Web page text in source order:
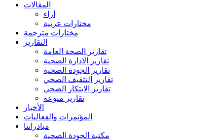
المقالات
أراء
مختارات عربية
مختارات مترجمة
التقارير
تقارير الصحة العامة
تقارير الادارة الصحية
تقارير الجودة الصحية
تقارير التثقيف الصحي
تقارير الابتكار الصحي
تقارير منوعة
الأخبار
المؤتمرات والفعاليات
مبادراتنا
مكتبة الجودة الصحية